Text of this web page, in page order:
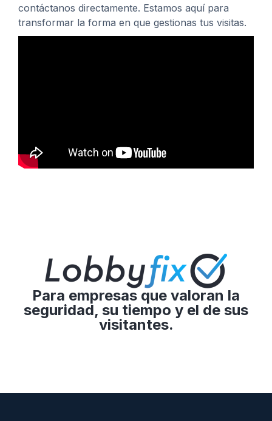
contáctanos directamente. Estamos aquí para
transformar la forma en que gestionas tus visitas.
Para empresas que valoran la
seguridad, su tiempo y el de sus
visitantes.